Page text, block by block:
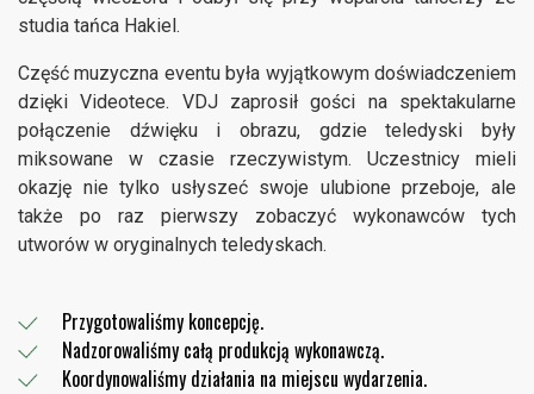
studia tańca Hakiel.
Część muzyczna eventu była wyjątkowym doświadczeniem
dzięki Videotece. VDJ zaprosił gości na spektakularne
połączenie dźwięku i obrazu, gdzie teledyski były
miksowane w czasie rzeczywistym. Uczestnicy mieli
okazję nie tylko usłyszeć swoje ulubione przeboje, ale
także po raz pierwszy zobaczyć wykonawców tych
utworów w oryginalnych teledyskach.
Przygotowaliśmy koncepcję.
Nadzorowaliśmy całą produkcją wykonawczą.
Koordynowaliśmy działania na miejscu wydarzenia.